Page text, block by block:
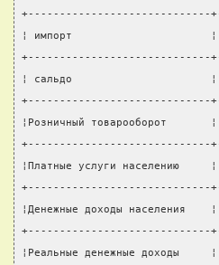
+-----------------------------
¦ импорт                      ¦
+-----------------------------
¦ сальдо
+-----------------------------
¦Розничный товарооборот
+-----------------------------
¦Платные услуги
+-----------------------------
¦Денежные доходы
+-----------------------------
¦Реальные денежные